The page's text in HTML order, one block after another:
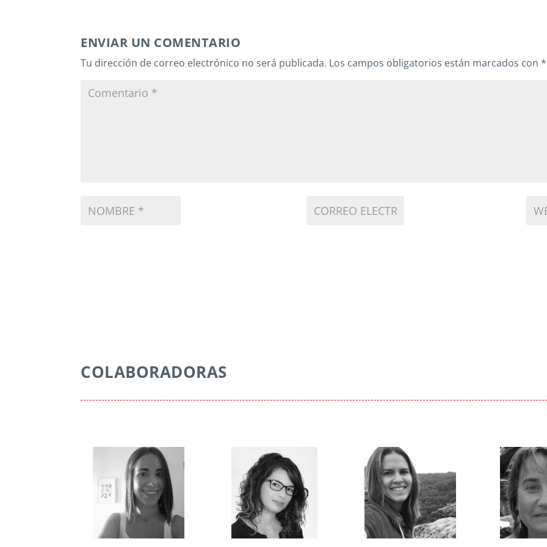
ENVIAR UN COMENTARIO
Tu dirección de correo electrónico no será publicada. Los campos obligatorios están marcados con *
COLABORADORAS